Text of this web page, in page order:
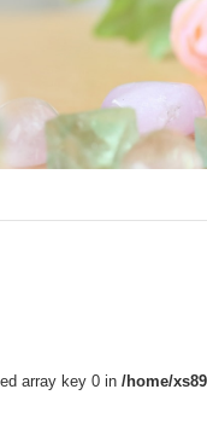
array key 0 in /home/